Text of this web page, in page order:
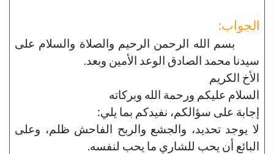
الجواب:
بسم الله الرحمن الرحيم والصلاة والسلام على
سيدنا محمد الصادق الوعد الأمين وبعد.
الأخ الكريم
السلام عليكم ورحمة الله وبركاته
إجابة على سؤالكم، نفيدكم بما يلي:
لا يوجد تحديد، والجشع والربح الفاحش ظلم، وعلى
البائع أن يحب للشاري ما يحب لنفسه.